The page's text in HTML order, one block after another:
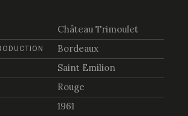
Château Trimoulet
Bordeaux
Saint Emilion
Rouge
1961